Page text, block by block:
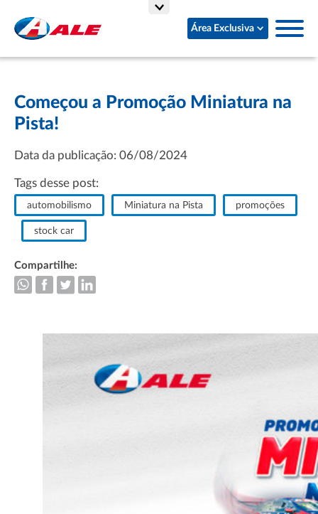
Área Exclusiva
Começou a Promoção Miniatura na
Pista!
Data da publicação: 06/08/2024
Tags desse post:
automobilismo Miniatura na Pista promoções
stock car
Compartilhe: